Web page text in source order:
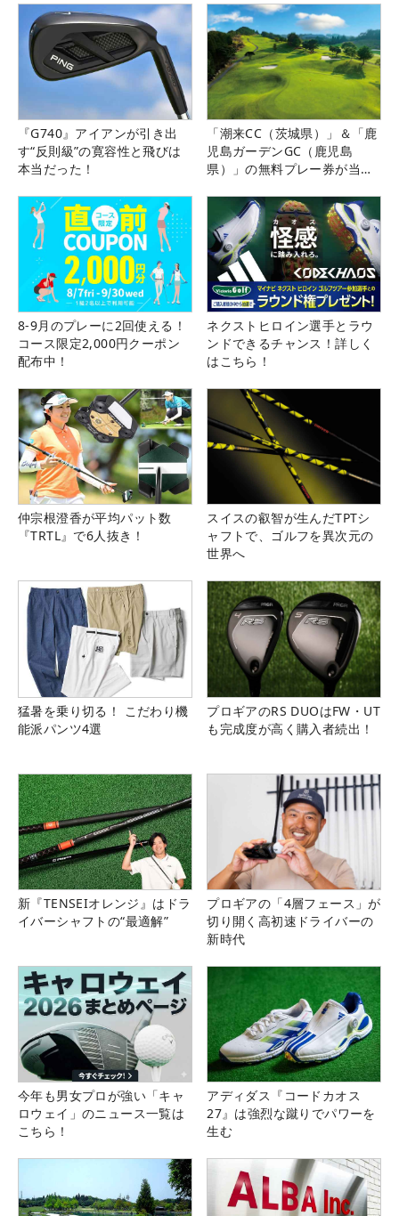
『G740』アイアンが引き出
す“反則級”の寛容性と飛びは
本当だった！
「潮来CC（茨城県）」＆「鹿
児島ガーデンGC（鹿児島
県）」の無料プレー券が当た
8-9月のプレーに2回使える！
コース限定2,000円クーポン
配布中！
ネクストヒロイン選手とラウ
ンドできるチャンス！詳しく
はこちら！
仲宗根澄香が平均パット数
『TRTL』で6人抜き！
スイスの叡智が生んだTPTシ
ャフトで、ゴルフを異次元の
世界へ
猛暑を乗り切る！ こだわり機
能派パンツ4選
プロギアのRS DUOはFW・UT
も完成度が高く購入者続出！
新『TENSEIオレンジ』はドラ
イバーシャフトの“最適解”
プロギアの「4層フェース」が
切り開く高初速ドライバーの
新時代
今年も男女プロが強い「キャ
ロウェイ」のニュース一覧は
こちら！
アディダス『コードカオス
27』は強烈な蹴りでパワーを
生む